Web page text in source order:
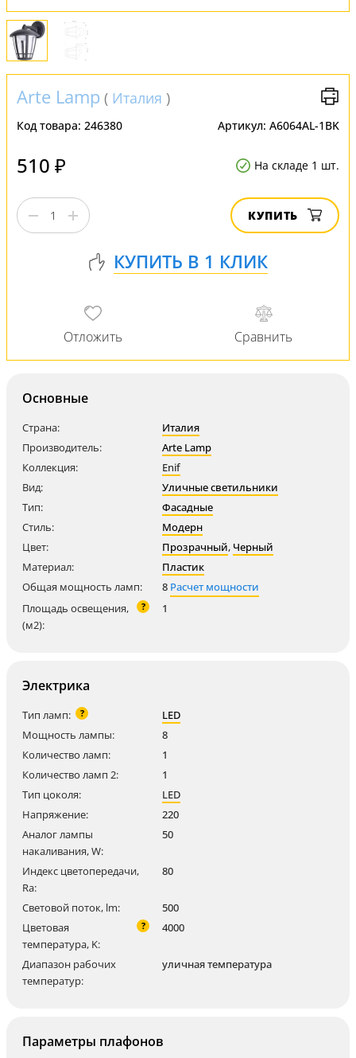
Arte Lamp ( Италия )
Код товара: 246380 Артикул: A6064AL-1BK
510 ₽ На складе 1 шт.
КУПИТЬ
Основные
Страна:
Италия
Производитель:
Arte Lamp
Коллекция:
Enif
Вид:
Уличные светильники
Тип:
Фасадные
Стиль:
Модерн
Цвет:
Прозрачный, Черный
Материал:
Пластик
Общая мощность ламп:
8 Расчет мощности
Площадь освещения,
(м2):
? 1
Электрика
Тип ламп: ?
LED
Мощность лампы:
8
Количество ламп:
1
Количество ламп 2:
1
Тип цоколя:
LED
Напряжение:
220
Аналог лампы
накаливания, W:
50
Индекс цветопередачи,
Ra:
80
Световой поток, lm:
500
Цветовая
температура, K:
? 4000
Диапазон рабочих
температур:
уличная температура
Параметры плафонов